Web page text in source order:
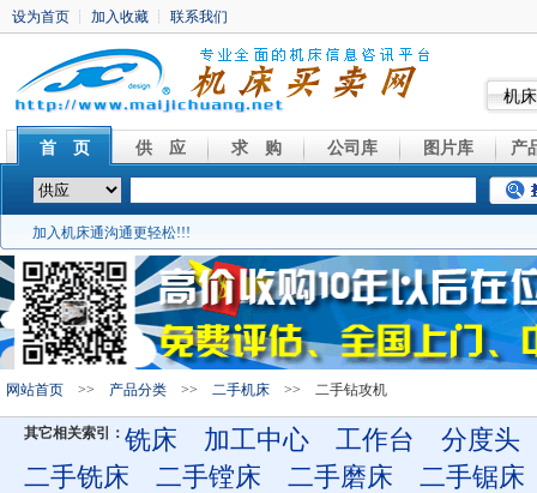
机
首 页 供 应 求 购 公司库 图片库 产
加入机床通沟通更轻松!!!
网站首页 >> 产品分类 >> 二手机床 >> 二手钻攻机
其它相关索引： 铣床 加工中心 工作台
分度头
二手铣床
二手镗床 二手磨床
二手锯床